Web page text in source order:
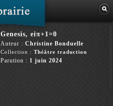
Genesis, eiπ+1=0
Auteur : Christine Bonduelle
Collection : Théâtre traduction
Parution : 1 juin 2024